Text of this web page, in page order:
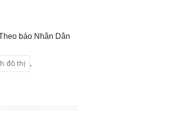
báo Nhân Dân
đô thị ,